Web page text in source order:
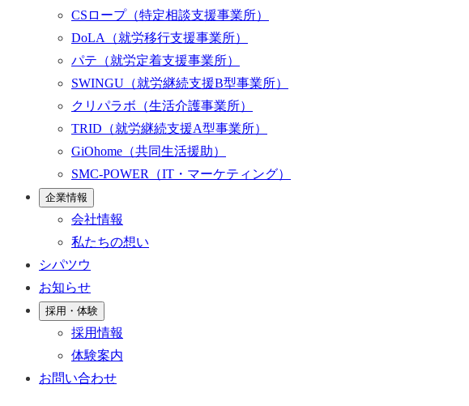
CSロープ（特定相談支援事業所）
DoLA
（就労移行支援事業所）
パテ （就労定着支援事業所）
SWINGU （就労継続支援B型事業所）
クリパラボ （生活介護事業所）
TRID （就労継続支援A型事業所）
GiOhome （共同生活援助）
SMC-POWER
（IT・マーケティング）
企業情報
会社情報
私たちの想い
シパツウ
お知らせ
採用・体験
採用情報
体験案内
お問い合わせ